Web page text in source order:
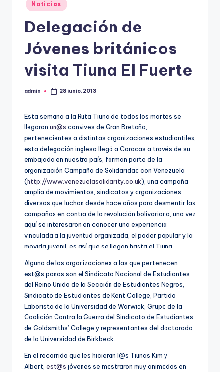
Publicado
en
Noticias
Delegación de
Jóvenes británicos
visita Tiuna El Fuerte
Publicado
admin 28 junio, 2013
Esta semana a la Ruta Tiuna de todos los martes se
llegaron un@s convives de Gran Bretaña,
pertenecientes a distintas organizaciones estudiantiles,
esta delegación inglesa llegó a Caracas a través de su
embajada en nuestro país, forman parte de la
organización Campaña de Solidaridad con Venezuela
(http://www.venezuelasolidarity.co.uk), una campaña
amplia de movimientos, sindicatos y organizaciones
diversas que luchan desde hace años para desmentir las
campañas en contra de la revolución bolivariana, una vez
aquí se interesaron en conocer una experiencia
vinculada a la juventud organizada, el poder popular y la
movida juvenil, es así que se llegan hasta el Tiuna.
Alguna de las organizaciones a las que pertenecen
est@s panas son el Sindicato Nacional de Estudiantes
del Reino Unido de la Sección de Estudiantes Negros,
Sindicato de Estudiantes de Kent College, Partido
Laborista de la Universidad de Warwick, Grupo de la
Coalición Contra la Guerra del Sindicato de Estudiantes
de Goldsmiths’ College y representantes del doctorado
de la Universidad de Birkbeck.
En el recorrido que les hicieran l@s Tiunas Kim y
Albert, est@s jóvenes se mostraron muy animados en